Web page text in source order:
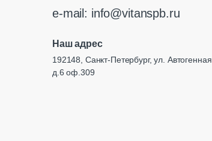
e-mail: info@vitanspb.ru
Наш адрес
192148, Санкт-Петербург, ул. Автогенная
д.6 оф.309